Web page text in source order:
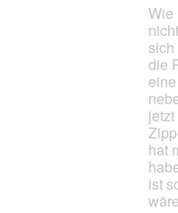
5
Wie
die
hat
ist